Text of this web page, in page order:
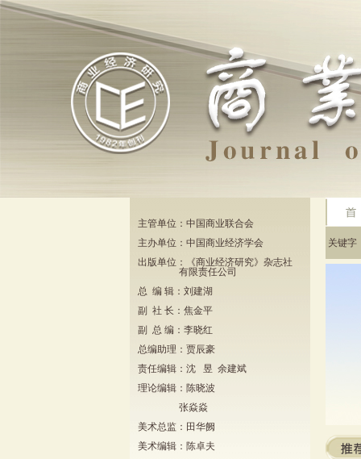
主管单位：中国商业联合会
主办单位：中国商业经济学会
出版单位：《商业经济研究》杂志社
有限责任公司
总 编 辑：刘建湖
副 社 长：焦金平
副 总 编：李晓红
总编助理：贾辰豪
责任编辑：沈 昱 余建斌
理论编辑：陈晓波
张焱焱
美术总监：田华阙
美术编辑：陈卓夫
关键字